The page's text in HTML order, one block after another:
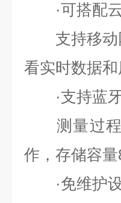
·可搭配云
支持移动
看实时数据
·支持蓝牙
测量过程
作，存储容量
·免维护设